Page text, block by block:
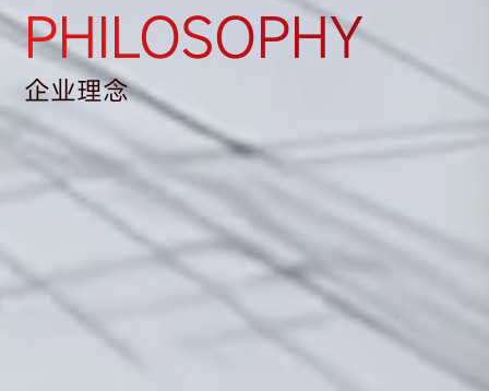
PHILOSOPHY
企业理念